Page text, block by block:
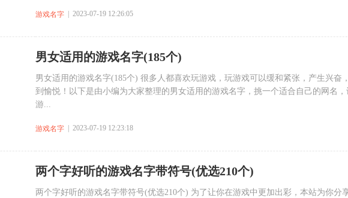
游戏名字 | 2023-07-19 12:26:05
​男女适用的游戏名字(185个)
男女适用的游戏名字(185个) 很多人都喜欢玩游戏，玩游戏可以缓和紧张，产生兴奋
到愉悦！以下是由小编为大家整理的男女适用的游戏名字，挑一个适合自己的网名，
游...
游戏名字 | 2023-07-19 12:23:18
​两个字好听的游戏名字带符号(优选210个)
两个字好听的游戏名字带符号(优选210个) 为了让你在游戏中更加出彩，本站为你分